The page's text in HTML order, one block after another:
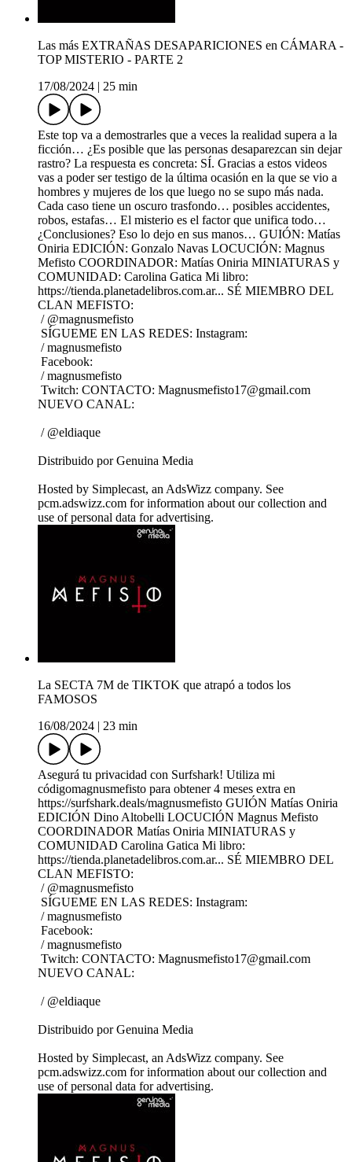
Las más EXTRAÑAS DESAPARICIONES en CÁMARA -
TOP MISTERIO - PARTE 2
17/08/2024
25 min
Este top va a demostrarles que a veces la realidad supera a la
ficción… ¿Es posible que las personas desaparezcan sin dejar
rastro? La respuesta es concreta: SÍ. Gracias a estos videos
vas a poder ser testigo de la última ocasión en la que se vio a
hombres y mujeres de los que luego no se supo más nada.
Cada caso tiene un oscuro trasfondo… posibles accidentes,
robos, estafas… El misterio es el factor que unifica todo…
¿Conclusiones? Eso lo dejo en sus manos… GUIÓN: Matías
Oniria EDICIÓN: Gonzalo Navas LOCUCIÓN: Magnus
Mefisto COORDINADOR: Matías Oniria MINIATURAS y
COMUNIDAD: Carolina Gatica Mi libro:
https://tienda.planetadelibros.com.ar... SÉ MIEMBRO DEL
CLAN MEFISTO:
/ @magnusmefisto
SÍGUEME EN LAS REDES: Instagram:
/ magnusmefisto
Facebook:
/ magnusmefisto
Twitch: CONTACTO: Magnusmefisto17@gmail.com
NUEVO CANAL:
/ @eldiaque
Distribuido por Genuina Media
Hosted by Simplecast, an AdsWizz company. See
pcm.adswizz.com for information about our collection and
use of personal data for advertising.
La SECTA 7M de TIKTOK que atrapó a todos los
FAMOSOS
16/08/2024
23 min
Asegurá tu privacidad con Surfshark! Utiliza mi
códigomagnusmefisto para obtener 4 meses extra en
https://surfshark.deals/magnusmefisto GUIÓN Matías Oniria
EDICIÓN Dino Altobelli LOCUCIÓN Magnus Mefisto
COORDINADOR Matías Oniria MINIATURAS y
COMUNIDAD Carolina Gatica Mi libro:
https://tienda.planetadelibros.com.ar... SÉ MIEMBRO DEL
CLAN MEFISTO:
/ @magnusmefisto
SÍGUEME EN LAS REDES: Instagram:
/ magnusmefisto
Facebook:
/ magnusmefisto
Twitch: CONTACTO: Magnusmefisto17@gmail.com
NUEVO CANAL:
/ @eldiaque
Distribuido por Genuina Media
Hosted by Simplecast, an AdsWizz company. See
pcm.adswizz.com for information about our collection and
use of personal data for advertising.